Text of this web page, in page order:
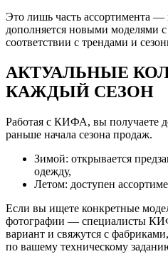
Это лишь часть ассортимента —
дополняется новыми моделями
соответствии с трендами и
АКТУАЛЬНЫЕ
КАЖДЫЙ СЕЗОН
Работая с КИФА, вы получаете
раньше начала сезона продаж.
Зимой: открывается
одежду,
Летом: доступен
Если вы ищете конкретные
фотографии — специалисты
вариант и свяжутся с
по вашему техническому